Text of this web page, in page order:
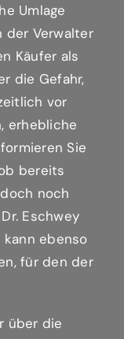
Umlage
der Verwalter
Käufer als
die Gefahr,
vor
erhebliche
Sie
bereits
noch
Eschwey
kann ebenso
für den der
über die